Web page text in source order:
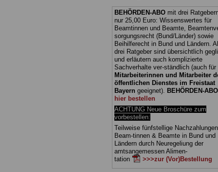
BEHÖRDEN-ABO mit drei
nur 25,00 Euro: Wissenswertes für
Beamtinnen und Beamte,
sorgungsrecht (Bund/Länder) sowie
Beihilferecht in Bund und Ländern.
drei Ratgeber sind übersichtlich
und erläutern auch komplizierte
Sachverhalte ver-ständlich (auch für
Mitarbeiterinnen und Mitarbeiter
öffentlichen Dienstes im Freistaat
Bayern geeignet). BEHÖRDEN-ABO
hier bestellen
ACHTUNG Neue Broschüre zum
vorbestellen:
Teilweise fünfstellige
Beam-tinnen & Beamte in Bund und
Ländern durch Neuregeliung der
amtsangemessen Alimen-
tation
>>>zur (Vor)Bestellung